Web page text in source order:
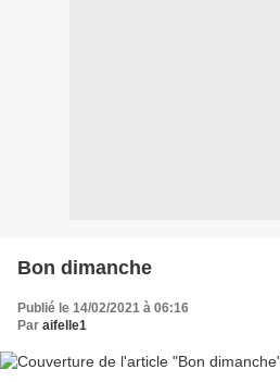
Bon dimanche
Publié le 14/02/2021 à 06:16
Par aifelle1